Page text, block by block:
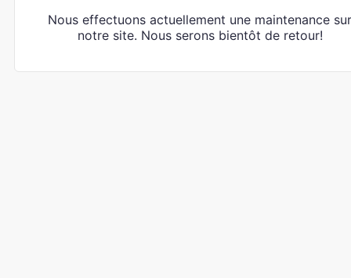
Nous effectuons actuellement une maintenance sur
notre site. Nous serons bientôt de retour!